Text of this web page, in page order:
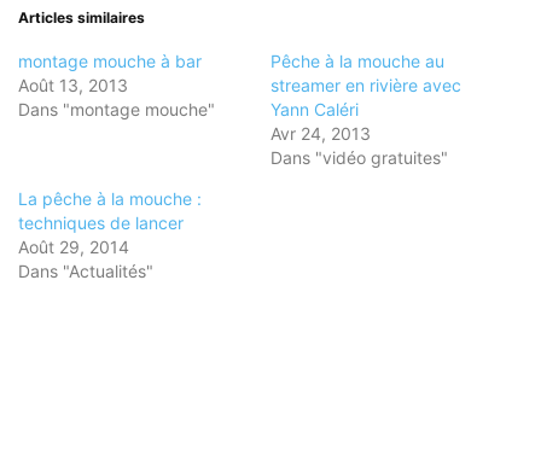
nouvellenouvelle
Articles similaires
montage mouche à bar
Août 13, 2013
Dans "montage mouche"
Pêche à la mouche au
streamer en rivière avec
Yann Caléri
Avr 24, 2013
Dans "vidéo gratuites"
La pêche à la mouche :
techniques de lancer
Août 29, 2014
Dans "Actualités"